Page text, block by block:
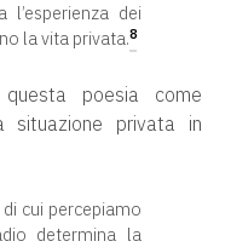
l’esperienza dei
la vita privata.8
questa poesia come
situazione privata in
cui percepiamo
determina la